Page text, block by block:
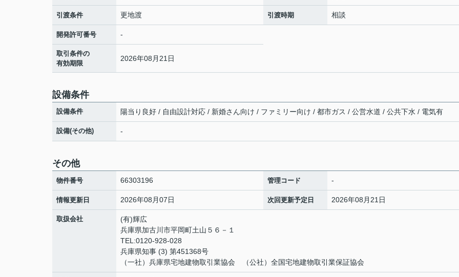
引渡条件 更地渡 引渡時期 相談
開発許可番号 -
取引条件の
有効期限
2026年08月21日
設備条件
設備条件 陽当り良好 / 自由設計対応 / 新婚さん向け / ファミリー向け / 都市ガス / 公営水道 / 公共下水 / 電気有
設備(その他) -
その他
物件番号 66303196 管理コード -
情報更新日 2026年08月07日 次回更新予定日 2026年08月21日
取扱会社
(有)輝広
兵庫県加古川市平岡町土山５６－１
TEL:0120-928-028
兵庫県知事 (3) 第451368号
（一社）兵庫県宅地建物取引業協会 （公社）全国宅地建物取引業保証協会